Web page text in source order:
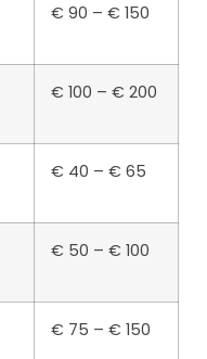
€ 90 – € 150
€ 100 – € 200
€ 40 – € 65
€ 50 – € 100
€ 75 – € 150